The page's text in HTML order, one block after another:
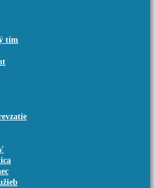
tím